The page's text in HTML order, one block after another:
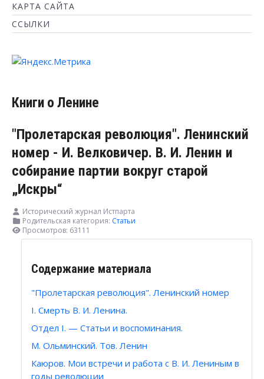
КАРТА САЙТА
ССЫЛКИ
Книги о Ленине
"Пролетарская революция". Ленинский
номер - И. Велковичер. В. И. Ленин и
собирание партии вокруг старой
„Искры“
Исторический журнал Истпарта
Родительская категория: Статьи
Просмотров: 63111
Содержание материала
"Пролетарская революция". Ленинский номер
I. Смерть В. И. Ленина.
Отдел I. — Статьи и воспоминания.
М. Ольминский. Тов. Ленин
Каюров. Мои встречи и работа с В. И. Лениным в
годы революции